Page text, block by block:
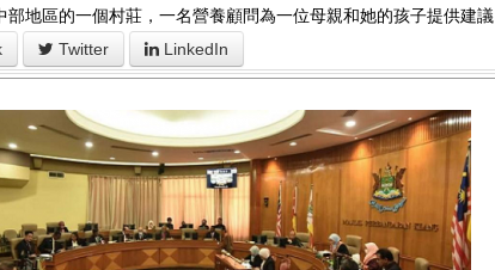
部地區的一個村莊，一名營養顧問為一位母親和她的孩子提供建議
Twitter LinkedIn